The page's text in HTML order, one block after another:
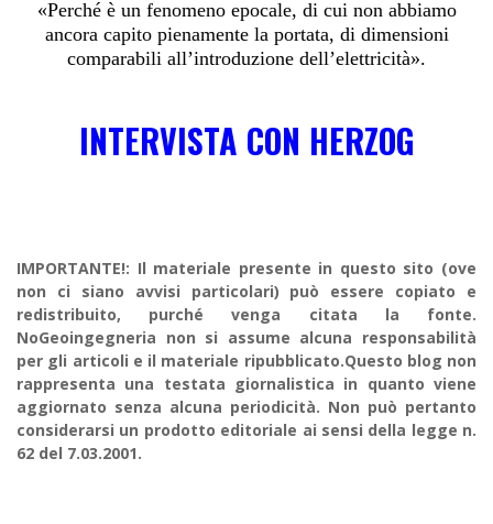
«Perché è un fenomeno epocale, di cui non abbiamo
ancora capito pienamente la portata, di dimensioni
comparabili all’introduzione dell’elettricità».
INTERVISTA CON HERZOG
IMPORTANTE!: Il materiale presente in questo sito (ove
non ci siano avvisi particolari) può essere copiato e
redistribuito, purché venga citata la fonte.
NoGeoingegneria non si assume alcuna responsabilità
per gli articoli e il materiale ripubblicato.Questo blog non
rappresenta una testata giornalistica in quanto viene
aggiornato senza alcuna periodicità. Non può pertanto
considerarsi un prodotto editoriale ai sensi della legge n.
62 del 7.03.2001.